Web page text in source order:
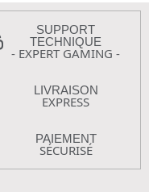
SUPPORT
TECHNIQUE
- EXPERT GAMING -
LIVRAISON
EXPRESS
PAIEMENT
SÉCURISÉ